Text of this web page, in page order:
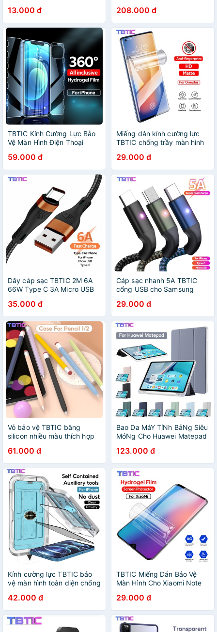
2nd
13.000 đ 208.000 đ
TBTIC Kính Cường Lực Bảo
Vệ Màn Hình Điện Thoại
Max Mini Xs Max X XR
59.000 đ
Miếng dán kính cường lực
TBTIC chống trầy màn hình
Pro 8 Pro Node 9 Pro 9r
29.000 đ
Dây cáp sạc TBTIC 2M 6A
66W Type C 3A Micro USB
Oneplus iPhone Huawei
Xiaomi Redmi OPPO Vivo
Realme Reno
35.000 đ
Cáp sạc nhanh 5A TBTIC
cổng USB cho Samsung
Huawei P40 P30 P20
Mate40
29.000 đ
Vỏ bảo vệ TBTIC bằng
silicon nhiều màu thích hợp
Pencil 1st 2nd Gen
61.000 đ
Bao Da MáY TíNh BảNg Siêu
MỏNg Cho Huawei Matepad
Matepad Pro 11
123.000 đ
Kính cường lực TBTIC bảo
vệ màn hình toàn diện chống
Plus 13 12 11 Pro X Xs Max
XR
42.000 đ
TBTIC Miếng Dán Bảo Vệ
Màn Hình Cho Xiaomi Note
PocoPhone F1 Poco F2 M2
Pro X3 NFC C3 M3 X2
29.000 đ